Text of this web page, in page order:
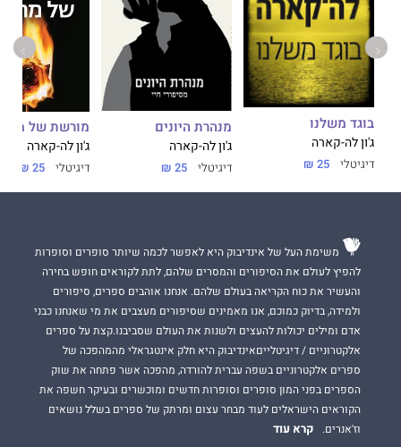
בוגד משלנו
ג'ון לה-קארה
דיגיטלי 25 ₪
מנהרת היונים
ג'ון לה-קארה
דיגיטלי 25 ₪
מורשת של
ג'ון לה-קארה
דיגיטלי 25 ₪
משימת העל של אינדיבוק היא לאפשר לכמה שיותר סופרים וסופרות
להפיץ לעולם את הסיפורים והמסרים שלהם, לתת לקוראים חופש בחירה
והעשיר את כוח הקריאה בעולם שלהם. אנחנו אוהבים ספרים, סיפורים
ולמידה, בדיוק כמוכם, אנו מאמינים שסיפורים מעצבים את מי שאנחנו כבני
אדם ומילים יכולות להעצים ולשנות את העולם שסביבנו.קצת על ספרים
אלקטרוניים / דיגיטלייםאינדיבוק היא חלק אינטגראלי מהמהפכה של
ספרים אלקטרוניים בשפה עברית להורדה, מהפכה אשר פתחה את שוק
הספרים בפני המון סופרים וסופרות חדשים ומוכשרים ובעיקר חשפה את
הקוראים הישראלים לעוד מבחר עצום ומרתק של ספרים בשלל נושאים
וז'אנרים.
קרא עוד